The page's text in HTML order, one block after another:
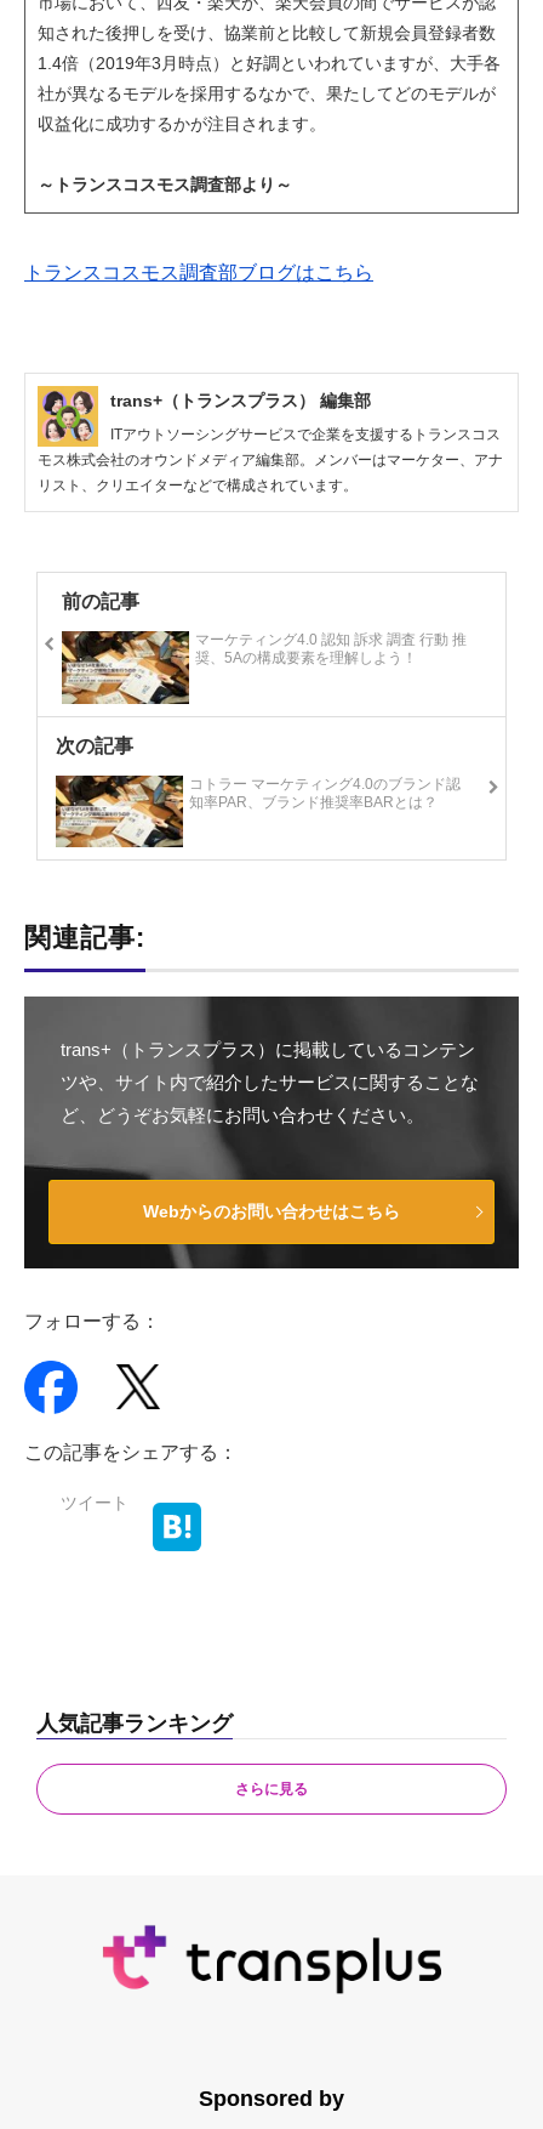
知された後押しを受け、協業前と比較して新規会員登録者数
1.4倍（2019年3月時点）と好調といわれていますが、大手各
社が異なるモデルを採用するなかで、果たしてどのモデルが
収益化に成功するかが注目されます。
～トランスコスモス調査部より～
トランスコスモス調査部ブログはこちら
trans+（トランスプラス） 編集部
ITアウトソーシングサービスで企業を支援するトランスコス
モス株式会社のオウンドメディア編集部。メンバーはマーケター、アナ
リスト、クリエイターなどで構成されています。
前の記事
マーケティング4.0 認知 訴求 調査 行動 推
奨、5Aの構成要素を理解しよう！
次の記事
コトラー マーケティング4.0のブランド認
知率PAR、ブランド推奨率BARとは？
関連記事:
trans+（トランスプラス）に掲載しているコンテン
ツや、サイト内で紹介したサービスに関することな
ど、どうぞお気軽にお問い合わせください。
Webからのお問い合わせはこちら
フォローする：
この記事をシェアする：
ツイート
人気記事ランキング
さらに見る
Sponsored by